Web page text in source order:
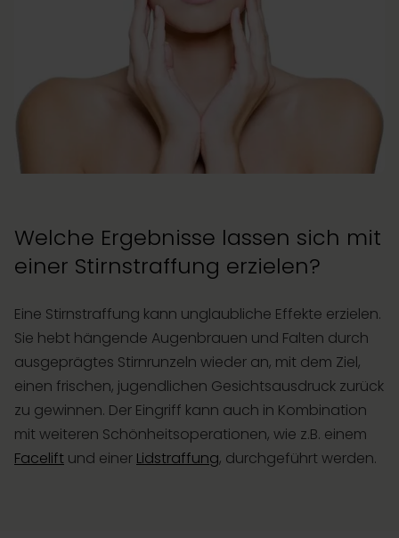
Welche Ergebnisse lassen sich mit
einer Stirnstraffung erzielen?
Eine Stirnstraffung kann unglaubliche Effekte erzielen.
Sie hebt hängende Augenbrauen und Falten durch
ausgeprägtes Stirnrunzeln wieder an, mit dem Ziel,
einen frischen, jugendlichen Gesichtsausdruck zurück
zu gewinnen. Der Eingriff kann auch in Kombination
mit weiteren Schönheitsoperationen, wie z.B. einem
Facelift und einer Lidstraffung, durchgeführt werden.